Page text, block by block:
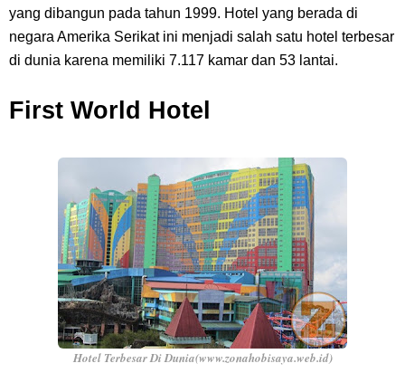
yang dibangun pada tahun 1999. Hotel yang berada di
negara Amerika Serikat ini menjadi salah satu hotel terbesar
di dunia karena memiliki 7.117 kamar dan 53 lantai.
First World Hotel
Hotel Terbesar Di Dunia(www.zonahobisaya.web.id)